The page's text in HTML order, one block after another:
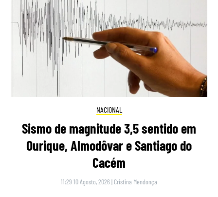
NACIONAL
Sismo de magnitude 3,5 sentido em
Ourique, Almodôvar e Santiago do
Cacém
11:29 10 Agosto, 2026 | Cristina Mendonça